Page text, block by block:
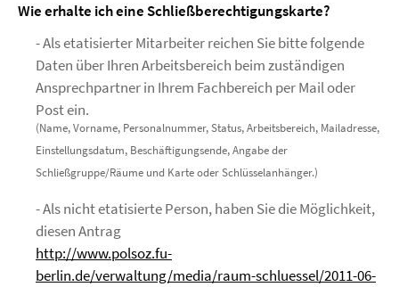
Wie erhalte ich eine Schließberechtigungskarte?
- Als etatisierter Mitarbeiter reichen Sie bitte folgende
Daten über Ihren Arbeitsbereich beim zuständigen
Ansprechpartner in Ihrem Fachbereich per Mail oder
Post ein.
(Name, Vorname, Personalnummer, Status, Arbeitsbereich, Mailadresse,
Einstellungsdatum, Beschäftigungsende, Angabe der
Schließgruppe/Räume und Karte oder Schlüsselanhänger.)
- Als nicht etatisierte Person, haben Sie die Möglichkeit,
diesen Antrag
http://www.polsoz.fu-
berlin.de/verwaltung/media/raum-schluessel/2011-06-